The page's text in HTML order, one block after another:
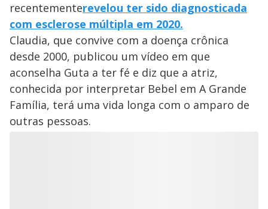
recentementerevelou ter sido diagnosticada
com esclerose múltipla em 2020.
Claudia, que convive com a doença crônica
desde 2000, publicou um vídeo em que
aconselha Guta a ter fé e diz que a atriz,
conhecida por interpretar Bebel em A Grande
Família, terá uma vida longa com o amparo de
outras pessoas.